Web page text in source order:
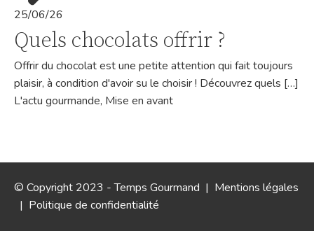
25/06/26
Quels chocolats offrir ?
Offrir du chocolat est une petite attention qui fait toujours
plaisir, à condition d'avoir su le choisir ! Découvrez quels […]
L'actu gourmande, Mise en avant
© Copyright 2023 - Temps Gourmand | Mentions légales
| Politique de confidentialité